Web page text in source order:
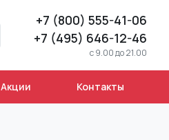
+7 (800) 555-41-06
+7 (495) 646-12-46
c 9.00 до 21.00
Акции Контакты